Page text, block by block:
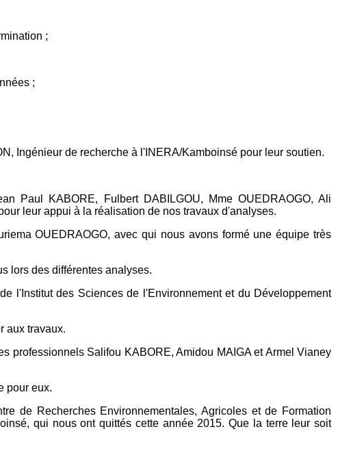
;
;
Ingénieur de recherche à l'INERA/Kamboinsé pour leur soutien.
Paul KABORE, Fulbert DABILGOU, Mme OUEDRAOGO, Ali
leur appui à la réalisation de nos travaux d'analyses.
OUEDRAOGO, avec qui nous avons formé une équipe très
lors des différentes analyses.
l'Institut des Sciences de l'Environnement et du Développement
aux travaux.
professionnels Salifou KABORE, Amidou MAIGA et Armel Vianey
pour eux.
de Recherches Environnementales, Agricoles et de Formation
qui nous ont quittés cette année 2015. Que la terre leur soit